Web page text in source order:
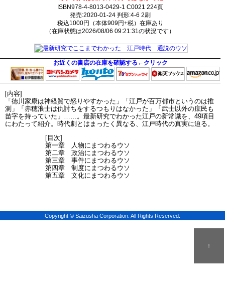
ISBN978-4-8013-0429-1 C0021 224頁
発売:2020-01-24 判形:4-6 2刷
税込1000円（本体909円+税）在庫あり
（在庫状態は2026/08/06 09:21:31の状況です）
お近くの書店の在庫を確認する←クリック
[内容]
「徳川家康は神経質で怒りやすかった」「江戸が百万都市というのは推
測」「赤穂浪士は仇討ちをするつもりはなかった」「武士以外の庶民も
苗字を持っていた」……。最新研究でわかった江戸の新常識を、49項目
にわたって紹介。時代劇とはまったく異なる、江戸時代の真実に迫る。
[目次]
第一章 人物にまつわるウソ
第二章 政治にまつわるウソ
第三章 事件にまつわるウソ
第四章 制度にまつわるウソ
第五章 文化にまつわるウソ
↑
Copyright © Saizusha Corporation. All Rights Reserved.